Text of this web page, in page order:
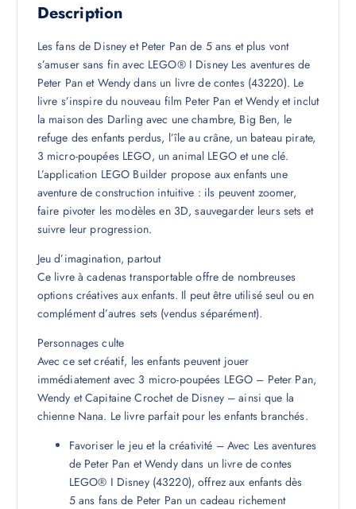
Description
Les fans de Disney et Peter Pan de 5 ans et plus vont
s’amuser sans fin avec LEGO® ǀ Disney Les aventures de
Peter Pan et Wendy dans un livre de contes (43220). Le
livre s’inspire du nouveau film Peter Pan et Wendy et inclut
la maison des Darling avec une chambre, Big Ben, le
refuge des enfants perdus, l’île au crâne, un bateau pirate,
3 micro-poupées LEGO, un animal LEGO et une clé.
L’application LEGO Builder propose aux enfants une
aventure de construction intuitive : ils peuvent zoomer,
faire pivoter les modèles en 3D, sauvegarder leurs sets et
suivre leur progression.
Jeu d’imagination, partout
Ce livre à cadenas transportable offre de nombreuses
options créatives aux enfants. Il peut être utilisé seul ou en
complément d’autres sets (vendus séparément).
Personnages culte
Avec ce set créatif, les enfants peuvent jouer
immédiatement avec 3 micro-poupées LEGO – Peter Pan,
Wendy et Capitaine Crochet de Disney – ainsi que la
chienne Nana. Le livre parfait pour les enfants branchés.
Favoriser le jeu et la créativité – Avec Les aventures
de Peter Pan et Wendy dans un livre de contes
LEGO® ǀ Disney (43220), offrez aux enfants dès
5 ans fans de Peter Pan un cadeau richement